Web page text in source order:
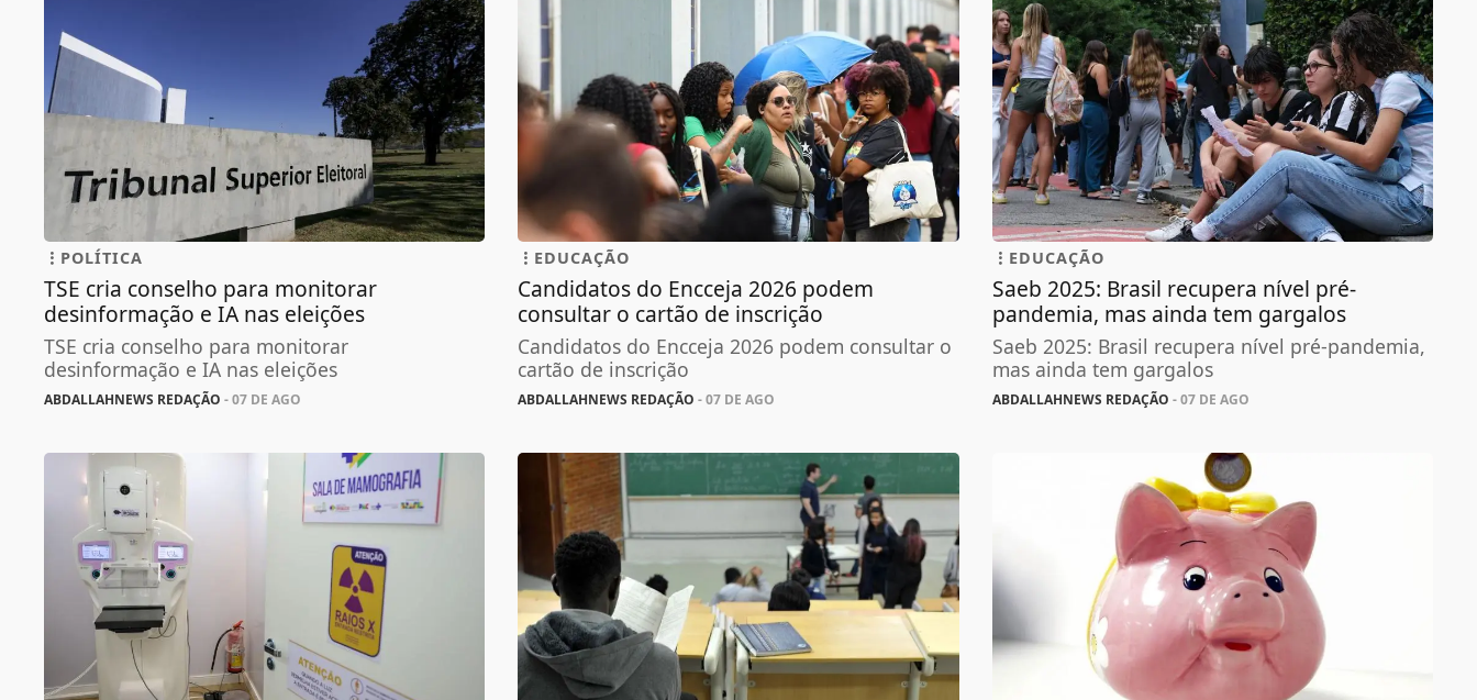
POLÍTICA
TSE cria conselho para monitorar
desinformação e IA nas eleições
TSE cria conselho para monitorar
desinformação e IA nas eleições
ABDALLAHNEWS REDAÇÃO - 07 DE AGO
EDUCAÇÃO
Candidatos do Encceja 2026 podem
consultar o cartão de inscrição
Candidatos do Encceja 2026 podem consultar o
cartão de inscrição
ABDALLAHNEWS REDAÇÃO - 07 DE AGO
EDUCAÇÃO
Saeb 2025: Brasil recupera nível pré-
pandemia, mas ainda tem gargalos
Saeb 2025: Brasil recupera nível pré-pandemia,
mas ainda tem gargalos
ABDALLAHNEWS REDAÇÃO - 07 DE AGO